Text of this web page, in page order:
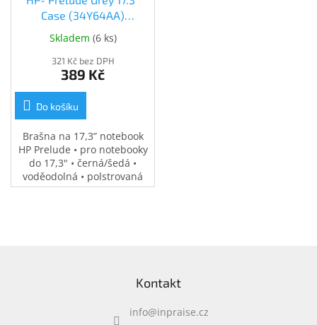
Case (34Y64AA)
(34Y64AA)
Skladem (6 ks)
321 Kč bez DPH
389 Kč
Do košíku
Brašna na 17,3” notebook
HP Prelude • pro notebooky
do 17,3" • černá/šedá •
voděodolná • polstrovaná
přihrádka na notebook •
Kontakt
info@inpraise.cz